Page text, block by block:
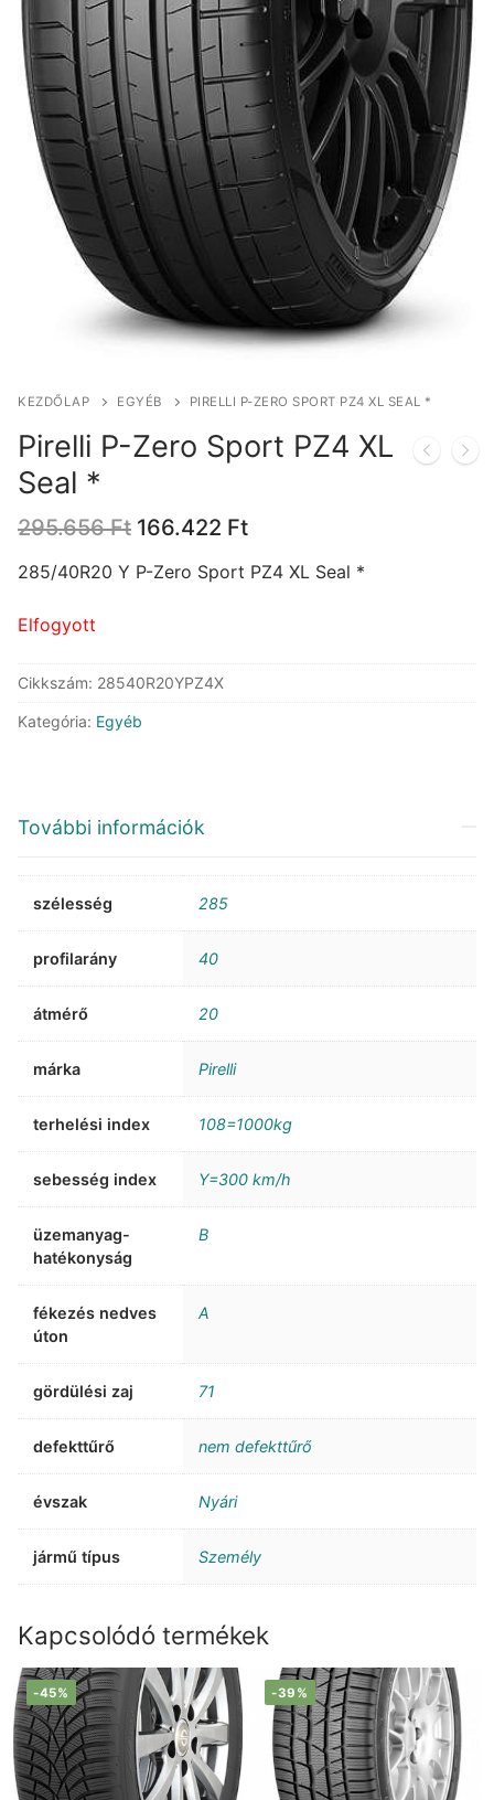
KEZDŐLAP EGYÉB PIRELLI P-ZERO SPORT PZ4 XL SEAL *
Pirelli P-Zero Sport PZ4 XL
Seal *
295.656Ft Original
was:
166.422 FtCurrent
is:
285/40R20 Y P-Zero Sport PZ4 XL Seal *
Elfogyott
Cikkszám: 28540R20YPZ4X
Kategória: Egyéb
További információk
szélesség 285
profilarány 40
átmérő 20
márka Pirelli
terhelési index 108=1000kg
sebesség index Y=300 km/h
üzemanyag-
hatékonyság
B
fékezés nedves
úton
A
gördülési zaj 71
defekttűrő nem defekttűrő
évszak Nyári
jármű típus Személy
Kapcsolódó termékek
-45% -39%